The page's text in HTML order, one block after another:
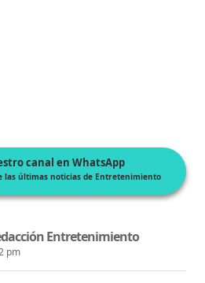
canal en WhatsApp
las últimas noticias de Entretenimiento
Entretenimiento
pm